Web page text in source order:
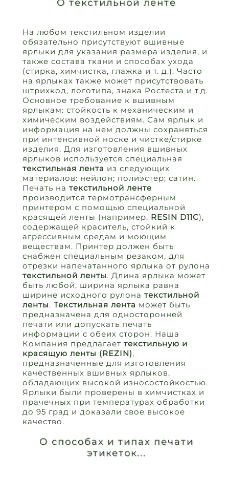
О текстильной ленте
На любом текстильном изделии
обязательно присутствуют вшивные
ярлыки для указания размера изделия, и
также состава ткани и способах ухода
(стирка, химчистка, глажка и т. д.). Часто
на ярлыках также может присутствовать
штрихкод, логотипа, знака Ростеста и т.д.
Основное требование к вшивным
ярлыкам: стойкость к механическим и
химическим воздействиям. Сам ярлык и
информация на нем должны сохраняться
при интенсивной носке и чистке/стирке
изделия. Для изготовления вшивных
ярлыков используется специальная
текстильная лента из следующих
материалов: нейлон; полиэстер; сатин.
Печать натекстильной ленте
производится термотрансферным
принтером с помощью специальной
красящей ленты (например, RESIN D11C),
содержащей краситель, стойкий к
агрессивным средам и моющим
веществам. Принтер должен быть
снабжен специальным резаком, для
отрезки напечатанного ярлыка от рулона
текстильной ленты. Длина ярлыка может
быть любой, ширина ярлыка равна
ширине исходного рулонатекстильной
ленты.Текстильная лента может быть
предназначена для односторонней
печати или допускать печать
информации с обеих сторон. Наша
Компания предлагаеттекстильную и
красящую ленты (REZIN),
предназначенные для изготовления
качественных вшивных ярлыков,
обладающих высокой износостойкостью.
Ярлыки были проверены в химчистках и
прачечных при температурах обработки
до 95 град и доказали свое высокое
качество.
О способах и типах печати
этикеток...